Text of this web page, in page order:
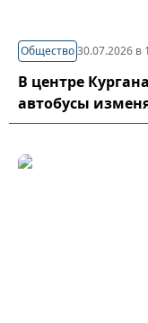
Общество30.07.2026 в
В центре
автобусы